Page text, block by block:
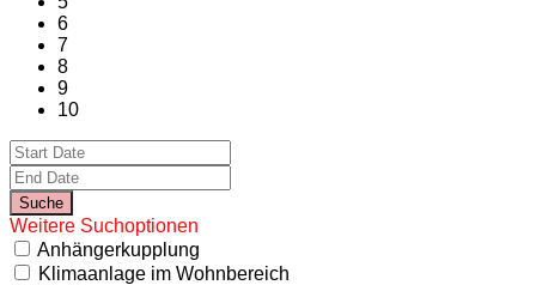
6
7
8
9
10
Weitere Suchoptionen
Anhängerkupplung
Klimaanlage im Wohnbereich